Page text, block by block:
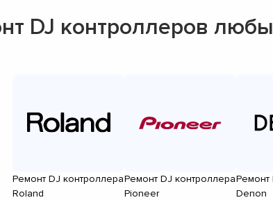
DJ контроллеров
Ремонт DJ контроллера
Roland
Ремонт DJ контроллера
Pioneer
Ремонт
Denon